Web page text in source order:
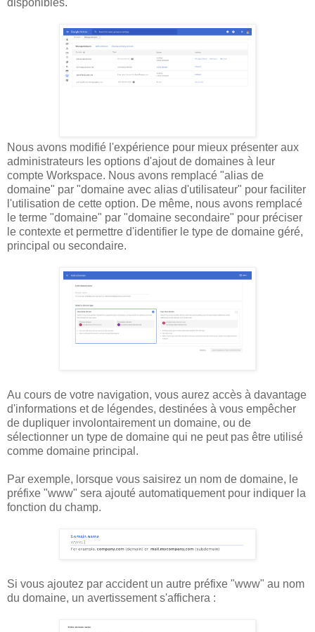
disponibles.
Nous avons modifié l'expérience pour mieux présenter aux
administrateurs les options d'ajout de domaines à leur
compte Workspace. Nous avons remplacé "alias de
domaine" par "domaine avec alias d'utilisateur" pour faciliter
l'utilisation de cette option. De même, nous avons remplacé
le terme "domaine" par "domaine secondaire" pour préciser
le contexte et permettre d'identifier le type de domaine géré,
principal ou secondaire.
Au cours de votre navigation, vous aurez accès à davantage
d'informations et de légendes, destinées à vous empêcher
de dupliquer involontairement un domaine, ou de
sélectionner un type de domaine qui ne peut pas être utilisé
comme domaine principal.
Par exemple, lorsque vous saisirez un nom de domaine, le
préfixe "www" sera ajouté automatiquement pour indiquer la
fonction du champ.
Si vous ajoutez par accident un autre préfixe "www" au nom
du domaine, un avertissement s'affichera :